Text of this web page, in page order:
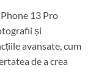
13 Pro
și
avansate, cum
de a crea